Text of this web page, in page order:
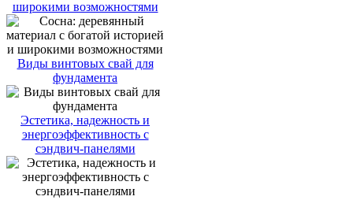
широкими возможностями
Виды винтовых свай для
фундамента
Эстетика, надежность и
энергоэффективность с
сэндвич-панелями